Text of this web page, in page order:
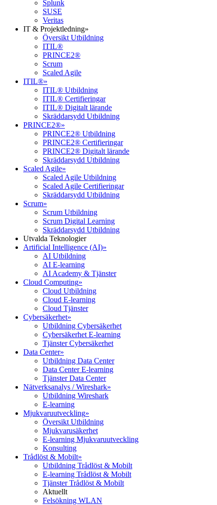
Splunk
SUSE
Veritas
IT & Projektledning»
Översikt Utbildning
ITIL®
PRINCE2®
Scrum
Scaled Agile
ITIL®»
ITIL® Utbildning
ITIL® Certifieringar
ITIL® Digitalt lärande
Skräddarsydd Utbildning
PRINCE2®»
PRINCE2® Utbildning
PRINCE2® Certifieringar
PRINCE2® Digitalt lärande
Skräddarsydd Utbildning
Scaled Agile»
Scaled Agile Utbildning
Scaled Agile Certifieringar
Skräddarsydd Utbildning
Scrum»
Scrum Utbildning
Scrum Digital Learning
Skräddarsydd Utbildning
Utvalda Teknologier
Artificial Intelligence (AI)»
AI Utbildning
AI E-learning
AI Academy & Tjänster
Cloud Computing»
Cloud Utbildning
Cloud E-learning
Cloud Tjänster
Cybersäkerhet»
Utbildning Cybersäkerhet
Cybersäkerhet E-learning
Tjänster Cybersäkerhet
Data Center»
Utbildning Data Center
Data Center E-learning
Tjänster Data Center
Nätverksanalys / Wireshark»
Utbildning Wireshark
E-learning
Mjukvaruutveckling»
Översikt Utbildning
Mjukvarusäkerhet
E-learning Mjukvaruutveckling
Konsulting
Trådlöst & Mobilt»
Utbildning Trådlöst & Mobilt
E-learning Trådlöst & Mobilt
Tjänster Trådlöst & Mobilt
Aktuellt
Felsökning WLAN